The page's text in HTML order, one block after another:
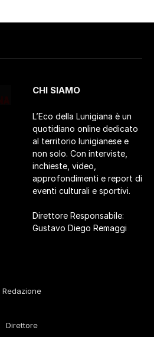
CHI SIAMO
L’Eco della Lunigiana è un
quotidiano online dedicato
al territorio lunigianese e
non solo. Con interviste,
inchieste, video,
approfondimenti e report di
eventi culturali e sportivi.
Direttore Responsabile:
Gustavo Diego Remaggi
Redazione
Direttore